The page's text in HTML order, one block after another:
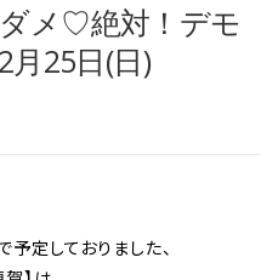
ダメ♡絶対！デモ
月25日(日)
定しておりました、